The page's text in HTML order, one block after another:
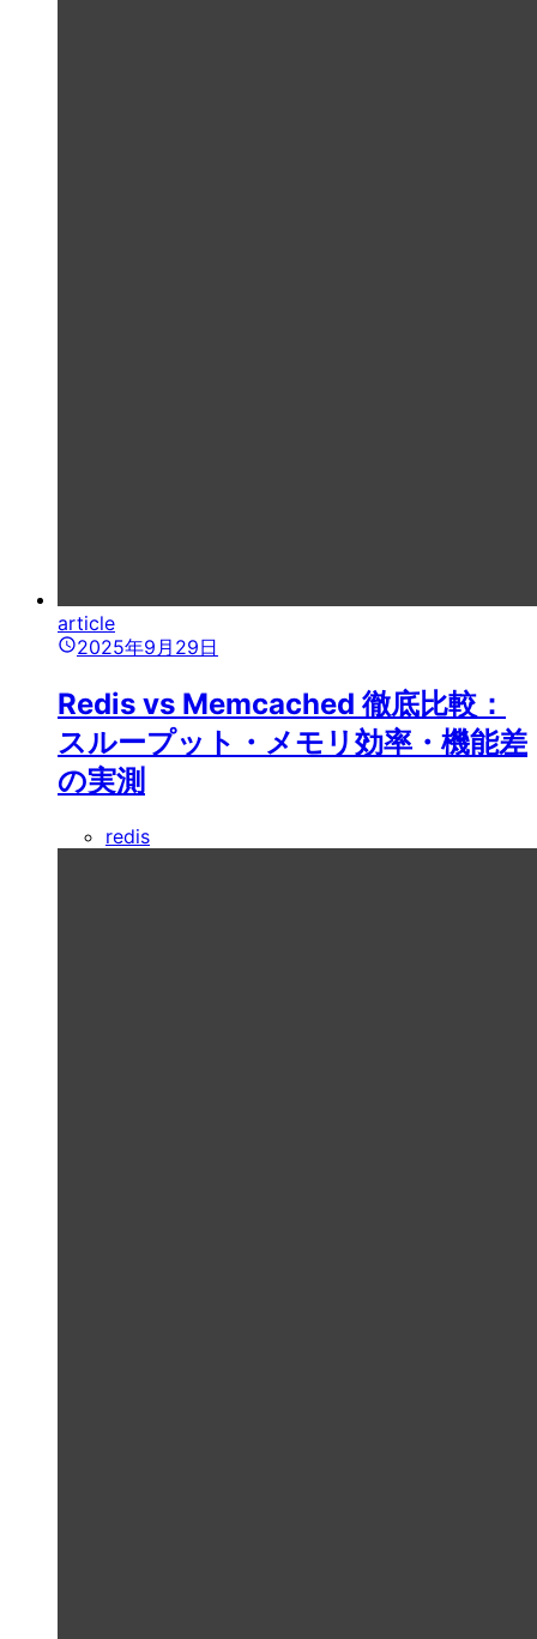
article
2025年9月29日
Redis vs Memcached 徹底比較：
スループット・メモリ効率・機能差
の実測
redis